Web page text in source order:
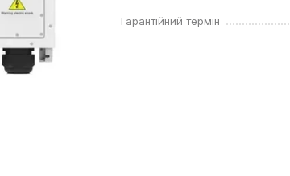
Гарантійний термін